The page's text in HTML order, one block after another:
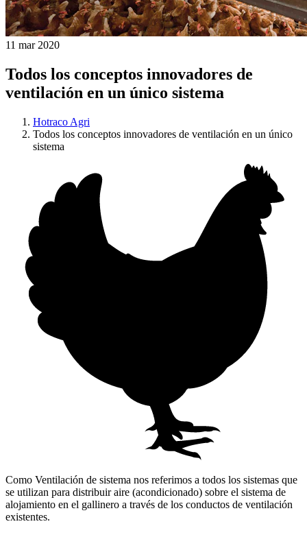
11 mar 2020
Todos los conceptos innovadores de
ventilación en un único sistema
Hotraco Agri
Todos los conceptos innovadores de ventilación en un único
sistema
Como Ventilación de sistema nos referimos a todos los sistemas que
se utilizan para distribuir aire (acondicionado) sobre el sistema de
alojamiento en el gallinero a través de los conductos de ventilación
existentes.